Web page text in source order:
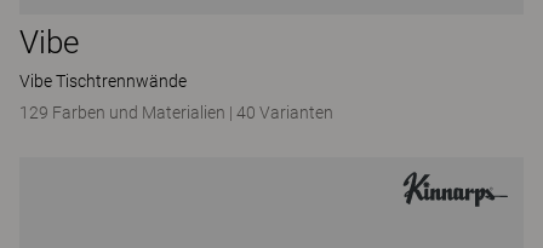
Vibe
Vibe Tischtrennwände
129 Farben und Materialien | 40 Varianten